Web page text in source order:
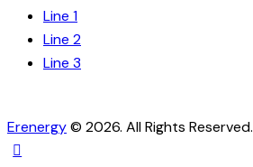
Line 1
Line 2
Line 3
Erenergy© 2026. All Rights Reserved.